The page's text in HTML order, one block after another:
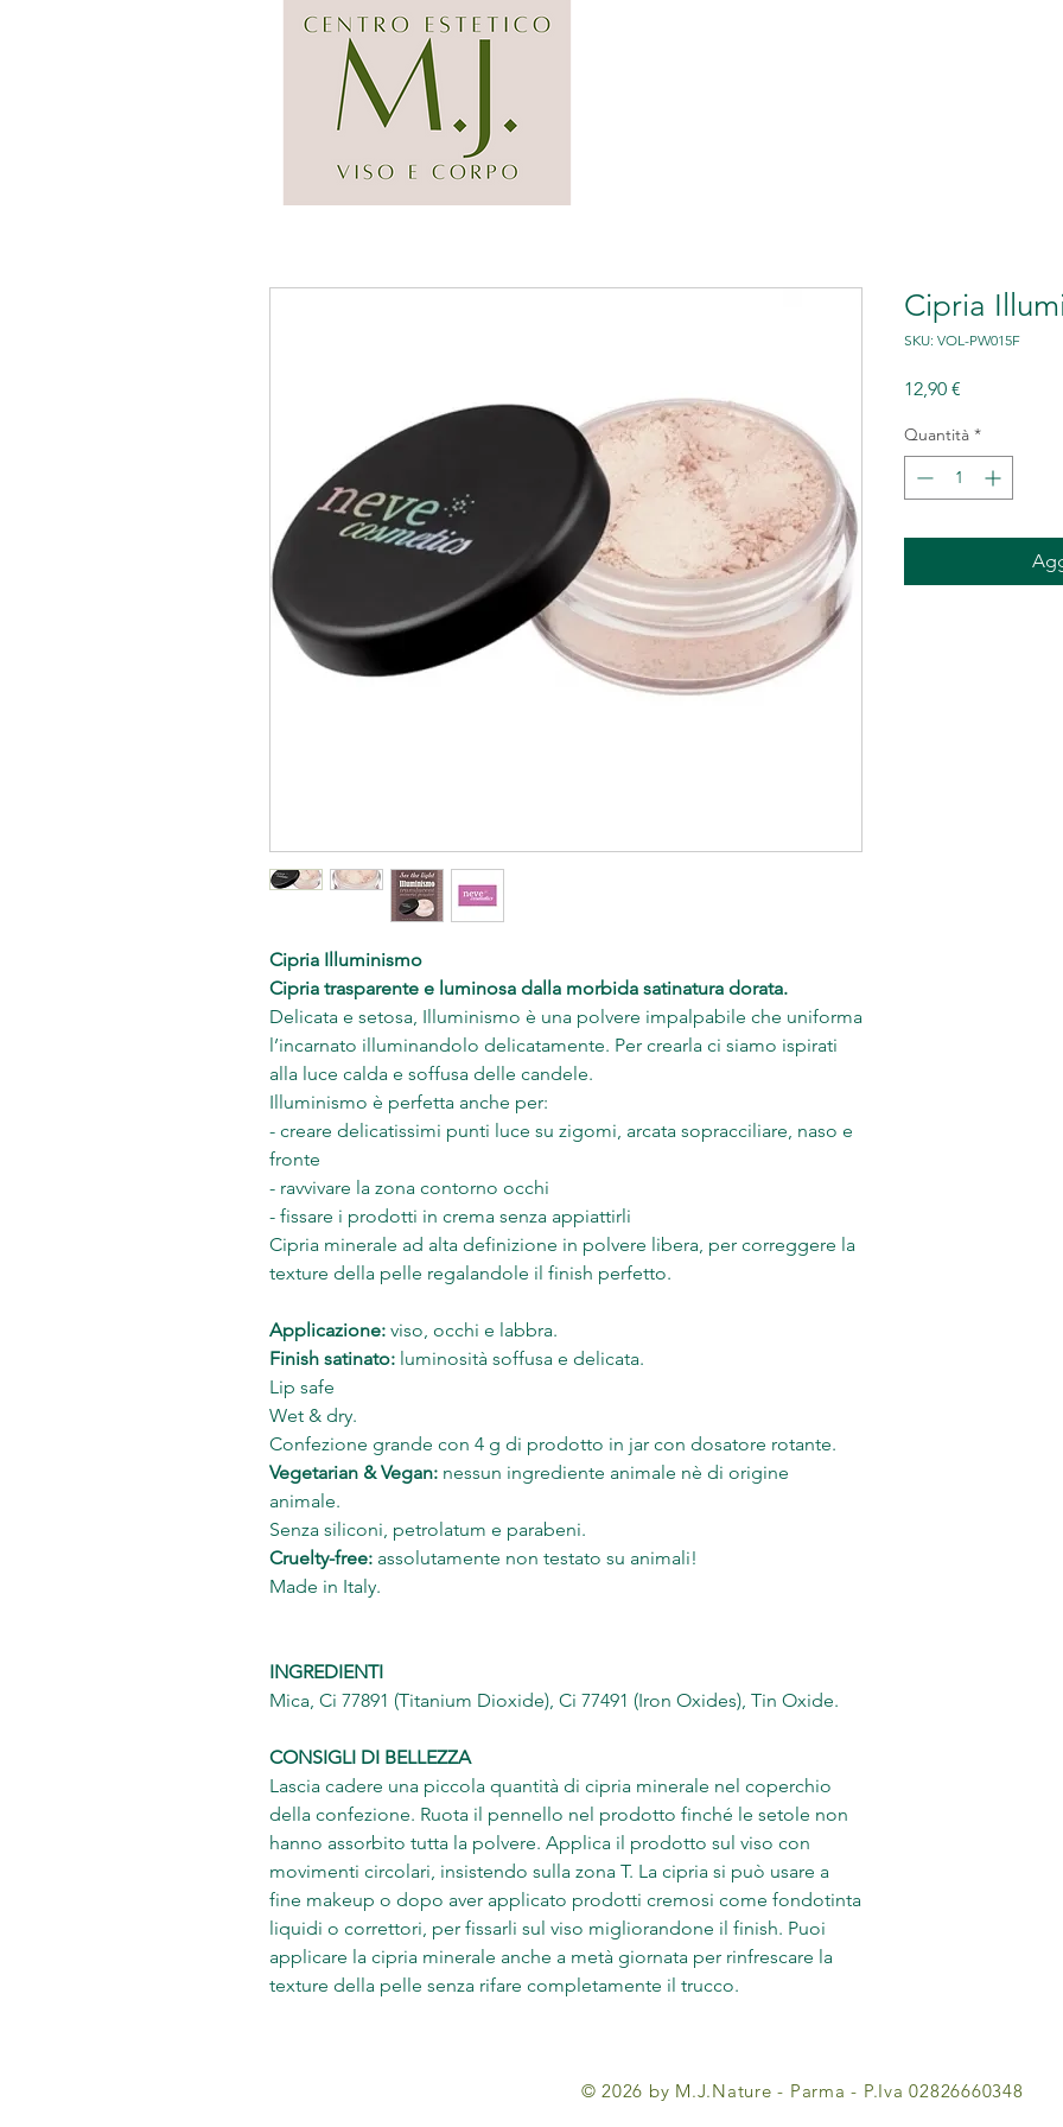
Cipria Illuminismo
Cipria trasparente e luminosa dalla morbida satinatura dorata.
Delicata e setosa, Illuminismo è una polvere impalpabile che uniforma
l’incarnato illuminandolo delicatamente. Per crearla ci siamo ispirati
alla luce calda e soffusa delle candele.
Illuminismo è perfetta anche per:
- creare delicatissimi punti luce su zigomi, arcata sopracciliare, naso e
fronte
- ravvivare la zona contorno occhi
- fissare i prodotti in crema senza appiattirli
Cipria minerale ad alta definizione in polvere libera, per correggere la
texture della pelle regalandole il finish perfetto.
Applicazione: viso, occhi e labbra.
Finish satinato: luminosità soffusa e delicata.
Lip safe
Wet & dry.
Confezione grande con 4 g di prodotto in jar con dosatore rotante.
Vegetarian & Vegan: nessun ingrediente animale nè di origine
animale.
Senza siliconi, petrolatum e parabeni.
Cruelty-free: assolutamente non testato su animali!
Made in Italy.
INGREDIENTI
Mica, Ci 77891 (Titanium Dioxide), Ci 77491 (Iron Oxides), Tin Oxide.
CONSIGLI DI BELLEZZA
Lascia cadere una piccola quantità di cipria minerale nel coperchio
della confezione. Ruota il pennello nel prodotto finché le setole non
hanno assorbito tutta la polvere. Applica il prodotto sul viso con
movimenti circolari, insistendo sulla zona T. La cipria si può usare a
fine makeup o dopo aver applicato prodotti cremosi come fondotinta
liquidi o correttori, per fissarli sul viso migliorandone il finish. Puoi
applicare la cipria minerale anche a metà giornata per rinfrescare la
texture della pelle senza rifare completamente il trucco.
Cipria
SKU: VOL-PW015F
12,90 €
Quantità *
© 2026 by M.J.Nature - Parma - P.Iva 02826660348